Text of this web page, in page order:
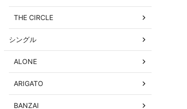
THE CIRCLE
シングル
ALONE
ARIGATO
BANZAI